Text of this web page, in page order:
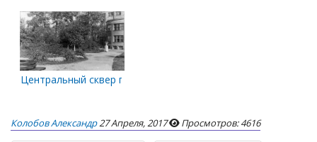
Центральный сквер города
Колобов Александр27 Апреля, 2017 Просмотров: 4616